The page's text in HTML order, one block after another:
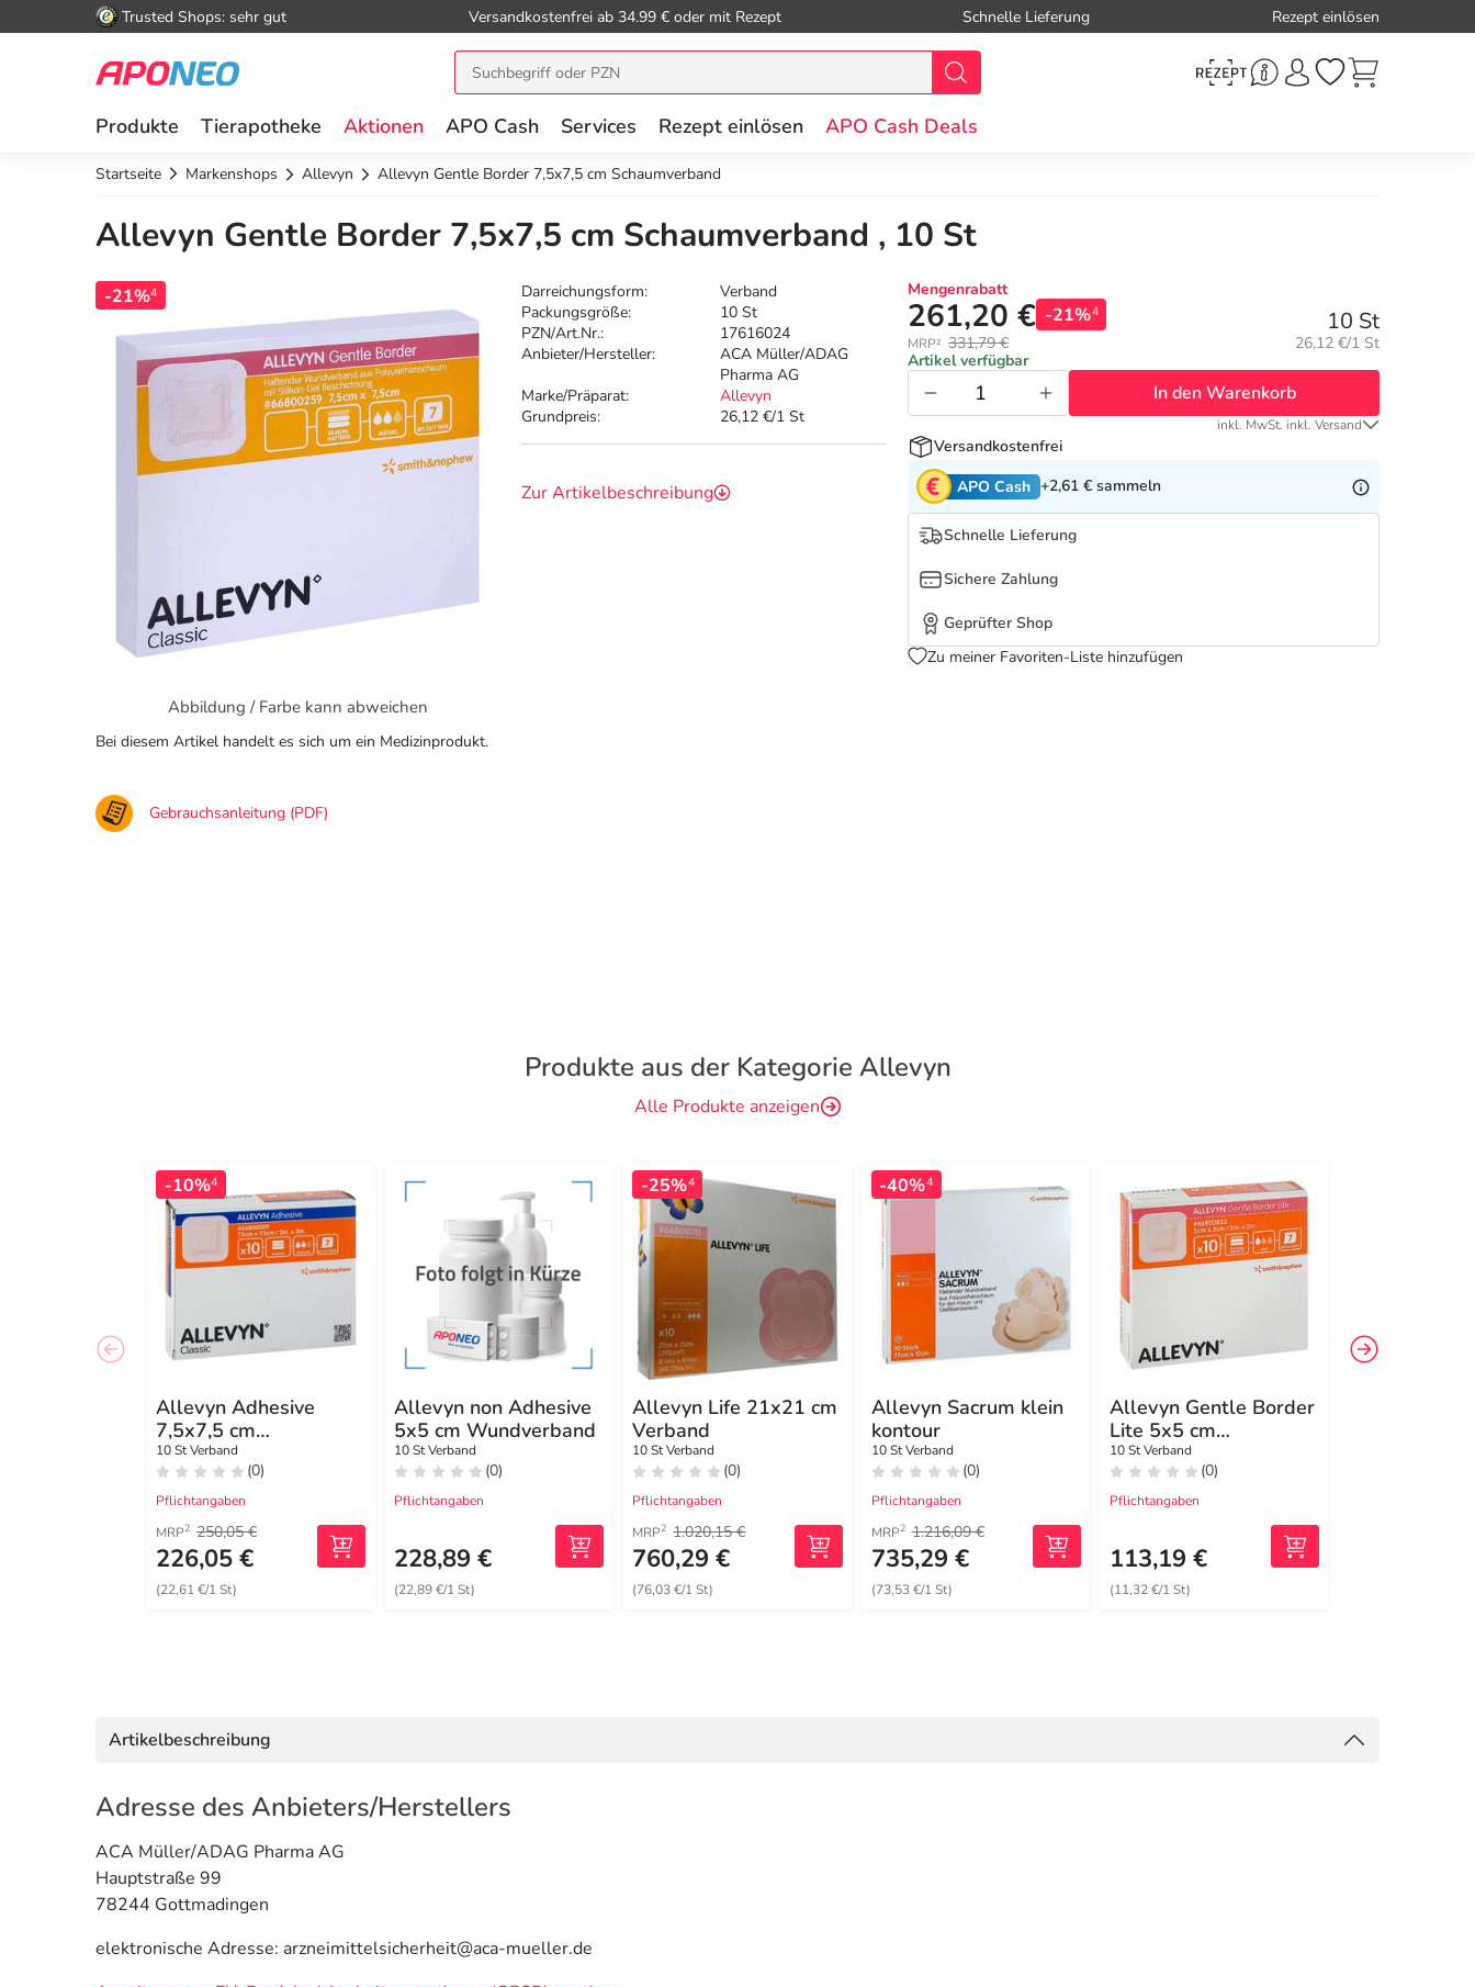
Trusted Shops: sehr gut Versandkostenfrei ab 34.99 € oder mit Rezept Schnelle Lieferung Rezept einlösen
Produkte Tierapotheke Aktionen APO Cash Services Rezept einlösen APO Cash Deals
Startseite Markenshops Allevyn Allevyn Gentle Border 7,5x7,5 cm Schaumverband
Allevyn Gentle Border 7,5x7,5 cm Schaumverband , 10 St
-21%4
Abbildung / Farbe kann abweichen
Darreichungsform:
Verband
Packungsgröße:
10 St
PZN/Art.Nr.:
17616024
Anbieter/Hersteller:
ACA Müller/ADAG
Pharma AG
Marke/Präparat:
Allevyn
Grundpreis:
26,12 €/1 St
Zur Artikelbeschreibung
Mengenrabatt
261,20 € -21%4
MRP² 331,79 €
10 St
Grundpreis:
26,12 €/1 St
Artikel verfügbar
In den Warenkorb
inkl. MwSt. inkl. Versand
Versandkostenfrei
APO Cash +2,61 € sammeln
Schnelle Lieferung
Sichere Zahlung
Geprüfter Shop
Zu meiner Favoriten-Liste hinzufügen
Bei diesem Artikel handelt es sich um ein Medizinprodukt.
Gebrauchsanleitung (PDF)
Produkte aus der Kategorie Allevyn
Alle Produkte anzeigen
-10%4
Allevyn Adhesive
7,5x7,5 cm
hydrozell.Verband
10 St Verband
(0)
Pflichtangaben
MRP2 250,05 €
226,05 €
(22,61 €/1 St)
Allevyn non Adhesive
5x5 cm Wundverband
10 St Verband
(0)
Pflichtangaben
228,89 €
(22,89 €/1 St)
-25%4
Allevyn Life 21x21 cm
Verband
10 St Verband
(0)
Pflichtangaben
MRP2 1.020,15 €
760,29 €
(76,03 €/1 St)
-40%4
Allevyn Sacrum klein
kontour
10 St Verband
(0)
Pflichtangaben
MRP2 1.216,09 €
735,29 €
(73,53 €/1 St)
Allevyn Gentle Border
Lite 5x5 cm
Schaumverband
10 St Verband
(0)
Pflichtangaben
113,19 €
(11,32 €/1 St)
Artikelbeschreibung
Adresse des Anbieters/Herstellers
ACA Müller/ADAG Pharma AG
Hauptstraße 99
78244 Gottmadingen
elektronische Adresse: arzneimittelsicherheit@aca-mueller.de